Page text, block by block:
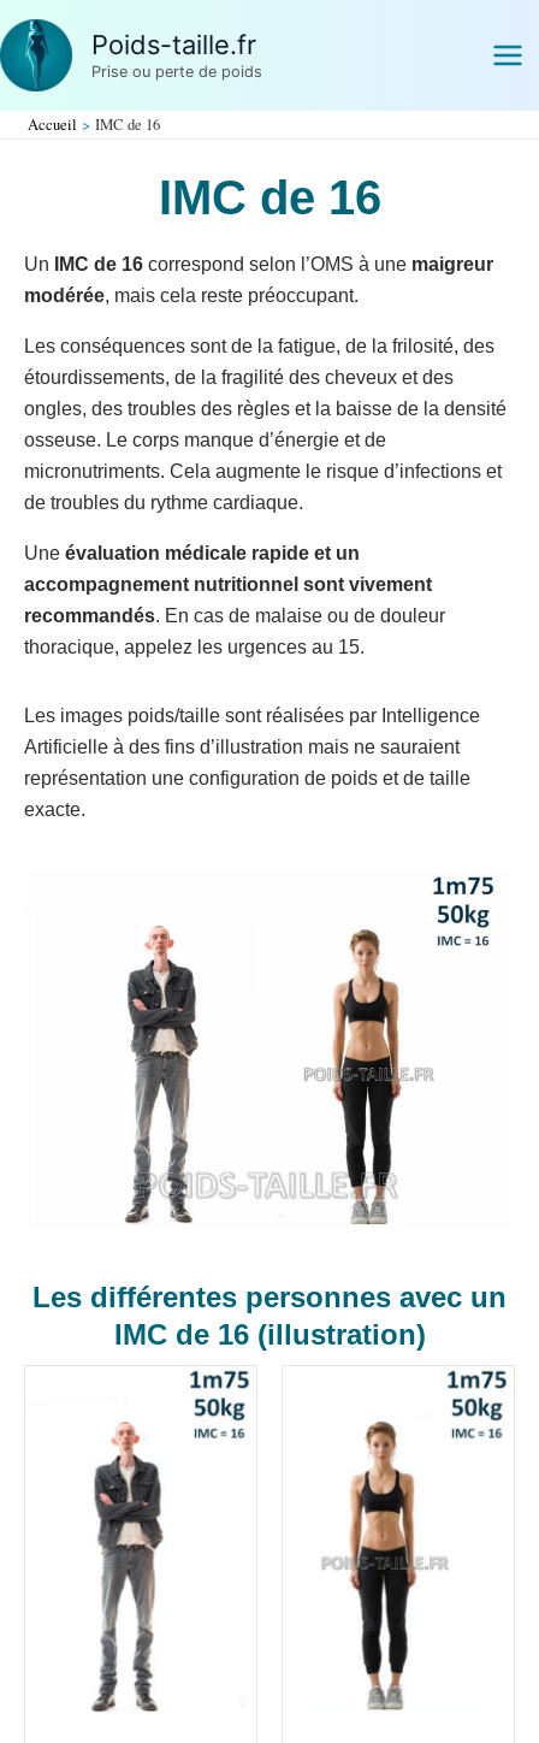
Aller
au
contenu
Poids-taille.fr
Prise ou perte de poids
Accueil IMC de 16
IMC de 16
Un IMC de 16 correspond selon l’OMS à une maigreur
modérée, mais cela reste préoccupant.
Les conséquences sont de la fatigue, de la frilosité, des
étourdissements, de la fragilité des cheveux et des
ongles, des troubles des règles et la baisse de la densité
osseuse. Le corps manque d’énergie et de
micronutriments. Cela augmente le risque d’infections et
de troubles du rythme cardiaque.
Une évaluation médicale rapide et un
accompagnement nutritionnel sont vivement
recommandés. En cas de malaise ou de douleur
thoracique, appelez les urgences au 15.
Les images poids/taille sont réalisées par Intelligence
Artificielle à des fins d’illustration mais ne sauraient
représentation une configuration de poids et de taille
exacte.
Les différentes personnes avec un
IMC de 16 (illustration)